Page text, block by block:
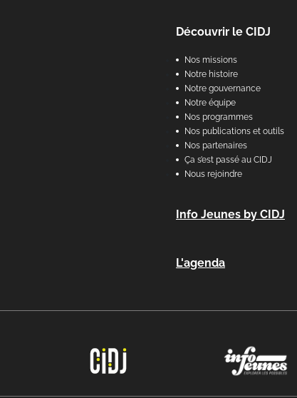
Découvrir le CIDJ
Nos missions
Notre histoire
Notre gouvernance
Notre équipe
Nos programmes
Nos publications et outils
Nos partenaires
Ça s’est passé au CIDJ
Nous rejoindre
Info Jeunes by CIDJ
L'agenda